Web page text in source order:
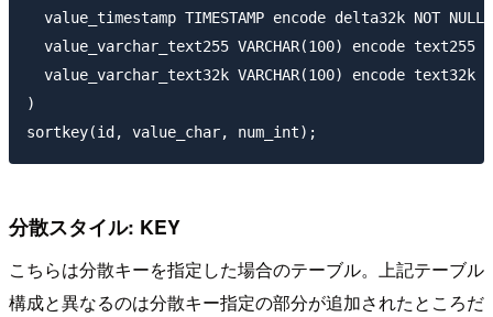
value_timestamp TIMESTAMP encode delta32k NOT
value_varchar_text255 VARCHAR(100) encode text255
value_varchar_text32k VARCHAR(100) encode text32k
)
分散スタイル: KEY
こちらは分散キーを指定した場合のテーブル。上記テーブル
構成と異なるのは分散キー指定の部分が追加されたところだ